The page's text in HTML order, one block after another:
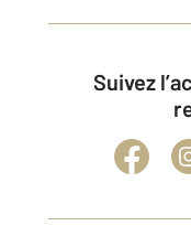
Suivez l’actualité immobilière et